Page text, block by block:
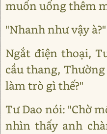
muốn uống thêm
"Nhanh như vậy à?"
Ngắt điện thoại,
cầu thang,
làm trò gì thế?"
Tư Dao nói: "Chờ
nhìn thấy anh